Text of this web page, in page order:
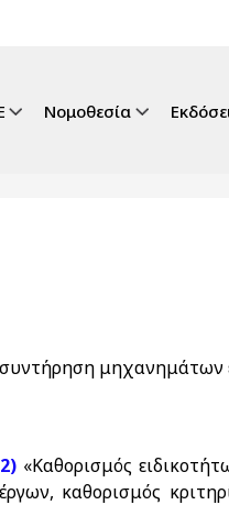
Νομοθεσία
συντήρηση
«Καθορισμός
καθορισμός